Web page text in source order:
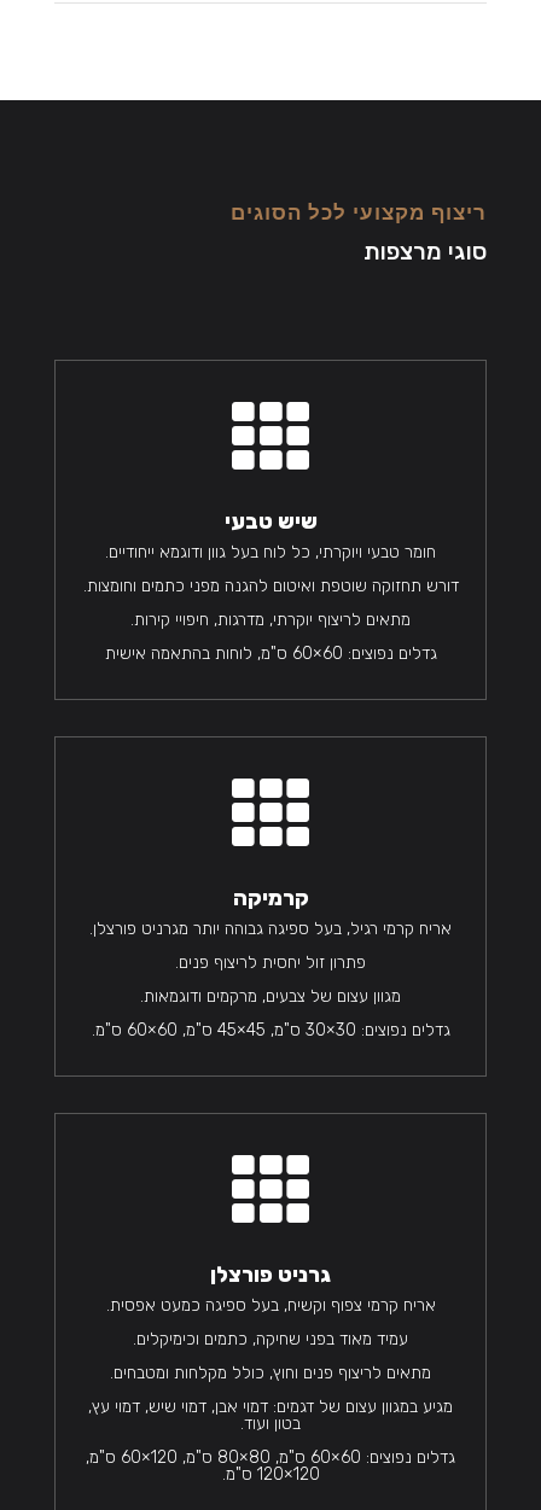
ריצוף מקצועי לכל הסוגים
סוגי מרצפות

שיש טבעי
חומר טבעי ויוקרתי, כל לוח בעל גוון ודוגמא ייחודיים.
דורש תחזוקה שוטפת ואיטום להגנה מפני כתמים וחומצות.
מתאים לריצוף יוקרתי, מדרגות, חיפויי קירות.
גדלים נפוצים: 60×60 ס"מ, לוחות בהתאמה אישית

קרמיקה
אריח קרמי רגיל, בעל ספיגה גבוהה יותר מגרניט פורצלן.
פתרון זול יחסית לריצוף פנים.
מגוון עצום של צבעים, מרקמים ודוגמאות.
גדלים נפוצים: 30×30 ס"מ, 45×45 ס"מ, 60×60 ס"מ.

גרניט פורצלן
אריח קרמי צפוף וקשיח, בעל ספיגה כמעט אפסית.
עמיד מאוד בפני שחיקה, כתמים וכימיקלים.
מתאים לריצוף פנים וחוץ, כולל מקלחות ומטבחים.
מגיע במגוון עצום של דגמים: דמוי אבן, דמוי שיש, דמוי עץ,
בטון ועוד.
גדלים נפוצים: 60×60 ס"מ, 80×80 ס"מ, 120×60 ס"מ,
120×120 ס"מ.